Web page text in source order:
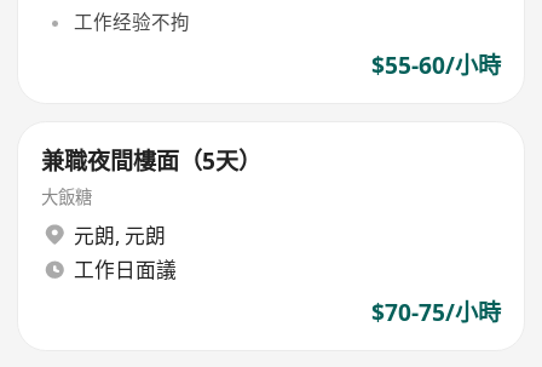
工作经验不拘
$55-60/小時
兼職夜間樓面（5天）
大飯糖
元朗, 元朗
工作日面議
$70-75/小時